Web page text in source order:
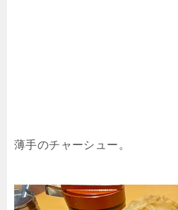
薄手のチャーシュー。